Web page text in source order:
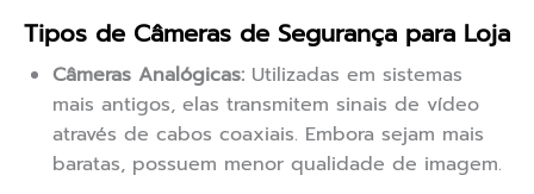
Tipos de Câmeras de Segurança para Loja
Câmeras Analógicas: Utilizadas em sistemas
mais antigos, elas transmitem sinais de vídeo
através de cabos coaxiais. Embora sejam mais
baratas, possuem menor qualidade de imagem.